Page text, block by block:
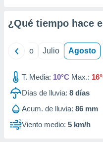
mediante
publicidad
¿Qué tiempo hace
Junio Julio Agosto
T. Media: 10°C Max.:
Días de lluvia: 8 días
Acum. de lluvia: 86 mm
Viento medio: 5 km/h